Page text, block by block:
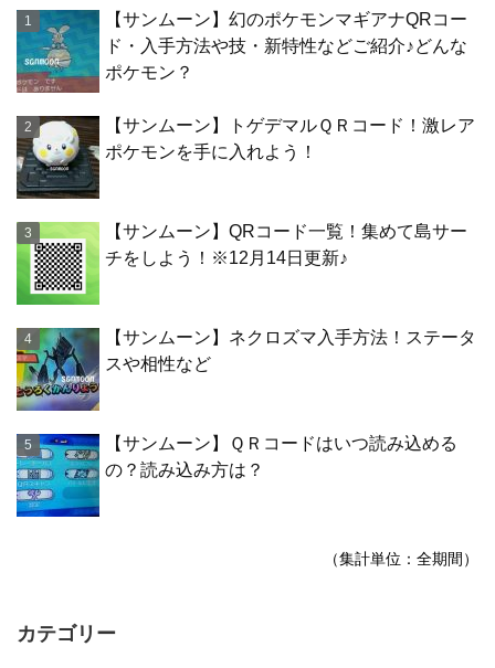
【サンムーン】幻のポケモンマギアナQRコー
ド・入手方法や技・新特性などご紹介♪どんな
ポケモン？
【サンムーン】トゲデマルＱＲコード！激レア
ポケモンを手に入れよう！
【サンムーン】QRコード一覧！集めて島サー
チをしよう！※12月14日更新♪
【サンムーン】ネクロズマ入手方法！ステータ
スや相性など
【サンムーン】ＱＲコードはいつ読み込める
の？読み込み方は？
（集計単位：全期間）
カテゴリー